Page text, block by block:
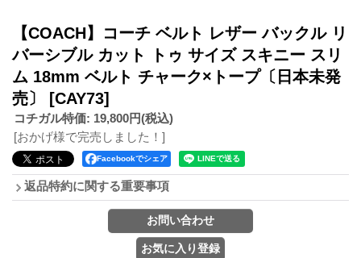
【COACH】コーチ ベルト レザー バックル リ
バーシブル カット トゥ サイズ スキニー スリ
ム 18mm ベルト チャーク×トープ〔日本未発
売〕 [CAY73]
コチガル特価: 19,800円(税込)
[おかげ様で完売しました！]
Facebookでシェア
返品特約に関する重要事項